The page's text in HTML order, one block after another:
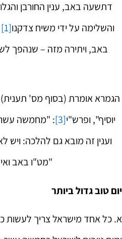
דתשעה באב, ענין החורבן
והשלימה על ידי משיח צדקנו[1]
באב, ויתירה מזה – שנהפך
הגמרא אומרת (בסוף מס'
יוסיף", ופרש"י[3]
: "מחמשה עשר
וענין זה מובא גם להלכה:
"מט"ו באב
יום טוב גדול ביותר
א. כל אחד מישראל צריך לעשות